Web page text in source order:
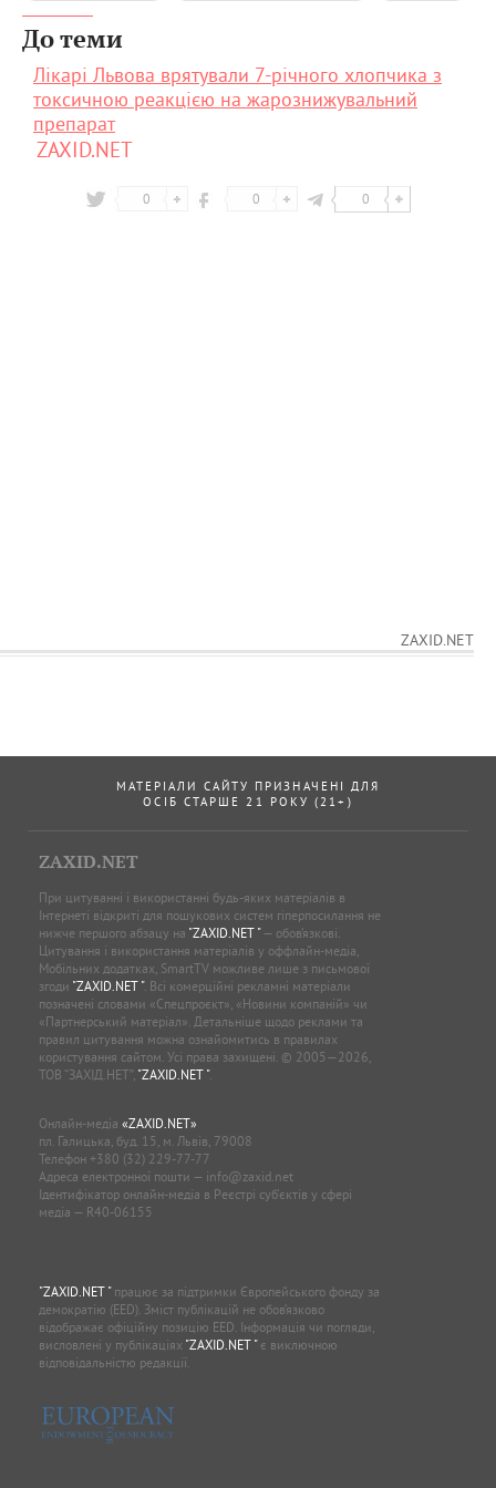
До теми
Лікарі Львова врятували 7-річного хлопчика з
токсичною реакцією на жарознижувальний
препарат
ZAXID.NET
0 0 0
ZAXID.NET
МАТЕРІАЛИ САЙТУ ПРИЗНАЧЕНІ ДЛЯ
ОСІБ СТАРШЕ 21 РОКУ (21+)
ZAXID.NET
При цитуванні і використанні будь-яких матеріалів в
Інтернеті відкриті для пошукових систем гіперпосилання не
нижче першого абзацу на "ZAXID.NET "— обов’язкові.
Цитування і використання матеріалів у оффлайн-медіа,
Мобільних додатках, SmartTV можливе лише з письмової
згоди "ZAXID.NET ". Всі комерційні рекламні матеріали
позначені словами «Спецпроєкт», «Новини компаній» чи
«Партнерський матеріал». Детальніше щодо реклами та
правил цитування можна ознайомитись в правилах
користування сайтом. Усі права захищені. © 2005—2026,
ТОВ “ЗАХІД.НЕТ”, "ZAXID.NET ".
Онлайн-медіа «ZAXID.NET»
пл. Галицька, буд. 15, м. Львів, 79008
Телефон +380 (32) 229-77-77
Адреса електронної пошти — info@zaxid.net
Ідентифікатор онлайн-медіа в Реєстрі суб'єктів у сфері
медіа — R40-06155
"ZAXID.NET "працює за підтримки Європейського фонду за
демократію (EED). Зміст публікацій не обов’язково
відображає офіційну позицію EED. Інформація чи погляди,
висловлені у публікаціях "ZAXID.NET "є виключною
відповідальністю редакції.